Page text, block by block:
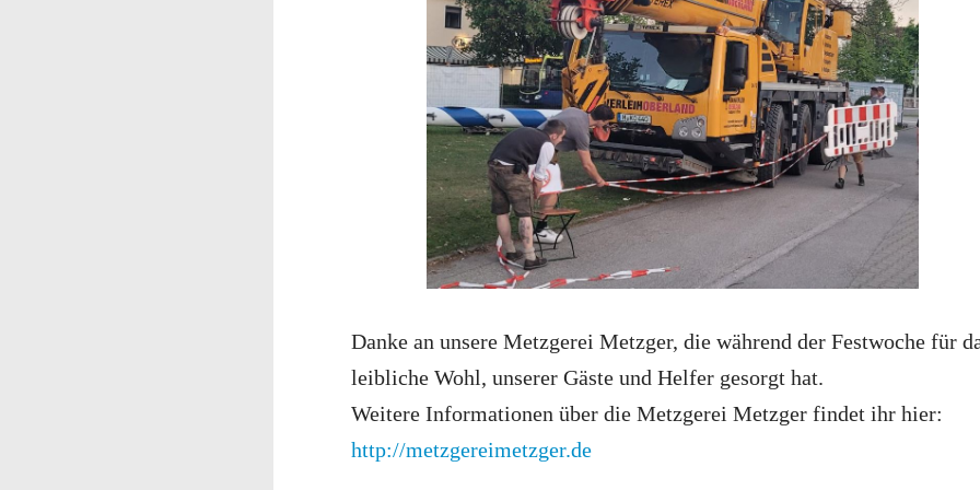
Danke an unsere Metzgerei Metzger, die während der Festwoche für
leibliche Wohl, unserer Gäste und Helfer gesorgt hat.
Weitere Informationen über die Metzgerei Metzger findet ihr hier:
http://metzgereimetzger.de